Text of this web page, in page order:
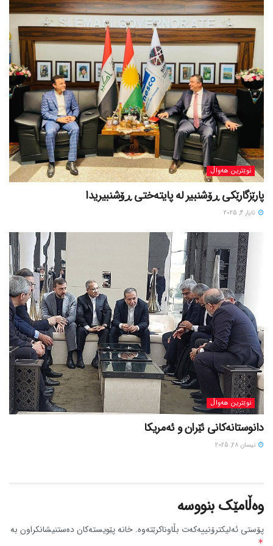
نوێترین هەواڵ
پارێزگارێکی ڕۆشنبیر لە پایتەختی ڕۆشنبیریدا
ئایار 4, 2025
نوێترین هەواڵ
دانوستانەکانی ئێران و ئەمریکا
نیسان 28, 2025
وەڵامێک بنووسە
پۆستی ئەلیکترۆنییەکەت بڵاوناکرێتەوە. خانە پێویستەکان دەستنیشانکراون بە
*